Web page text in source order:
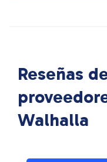
Reseñas
Walhalla